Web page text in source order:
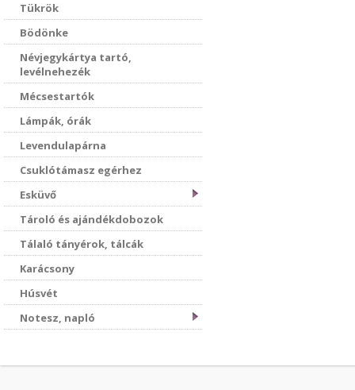
Tükrök
Bödönke
Névjegykártya tartó,
levélnehezék
Mécsestartók
Lámpák, órák
Levendulapárna
Csuklótámasz egérhez
Esküvő
Tároló és ajándékdobozok
Tálaló tányérok, tálcák
Karácsony
Húsvét
Notesz, napló